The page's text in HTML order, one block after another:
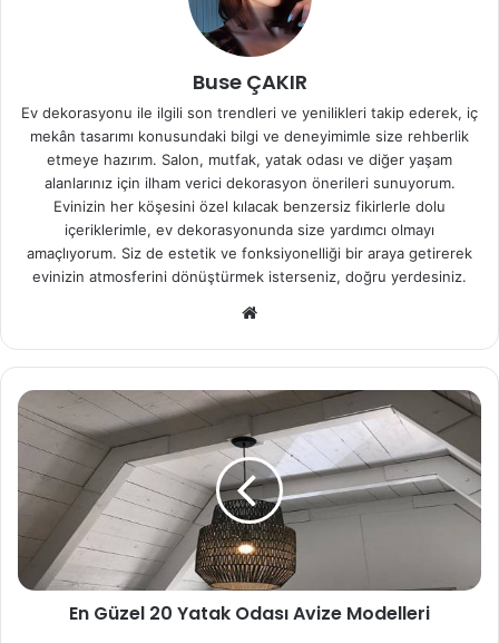
Buse ÇAKIR
Ev dekorasyonu ile ilgili son trendleri ve yenilikleri takip ederek, iç
mekân tasarımı konusundaki bilgi ve deneyimimle size rehberlik
etmeye hazırım. Salon, mutfak, yatak odası ve diğer yaşam
alanlarınız için ilham verici dekorasyon önerileri sunuyorum.
Evinizin her köşesini özel kılacak benzersiz fikirlerle dolu
içeriklerimle, ev dekorasyonunda size yardımcı olmayı
amaçlıyorum. Siz de estetik ve fonksiyonelliği bir araya getirerek
evinizin atmosferini dönüştürmek isterseniz, doğru yerdesiniz.
sit
esi
En Güzel 20 Yatak Odası Avize Modelleri